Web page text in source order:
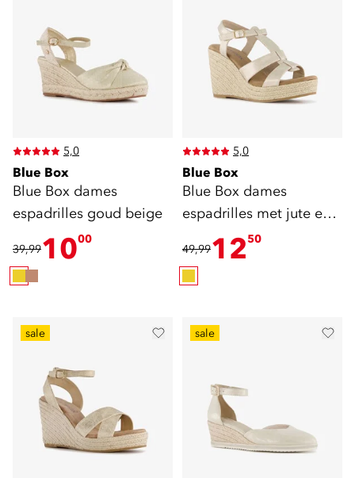
5,0
Blue Box
Blue Box dames
espadrilles goud beige
39,991000
5,0
Blue Box
Blue Box dames
espadrilles met jute en
sleehak goud
49,991250
sale sale